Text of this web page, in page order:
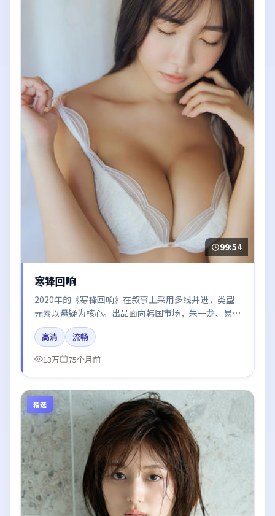
99:54
寒锋回响
2020年的《寒锋回响》在叙事上采用多线并进，类型
元素以悬疑为核心。出品面向韩国市场，朱一龙、易烊
千玺、张子枫所饰角色推动关键反转，结尾留白引发讨
论。
高清
流畅
13万
75个月前
精选